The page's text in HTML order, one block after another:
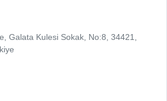
Galata Kulesi Sokak, No:8, 34421,